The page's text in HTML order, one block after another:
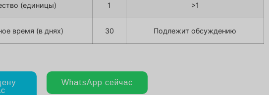
(единицы) 1 >1
время (в днях) 30 Подлежит обсуждению
WhatsApp сейчас